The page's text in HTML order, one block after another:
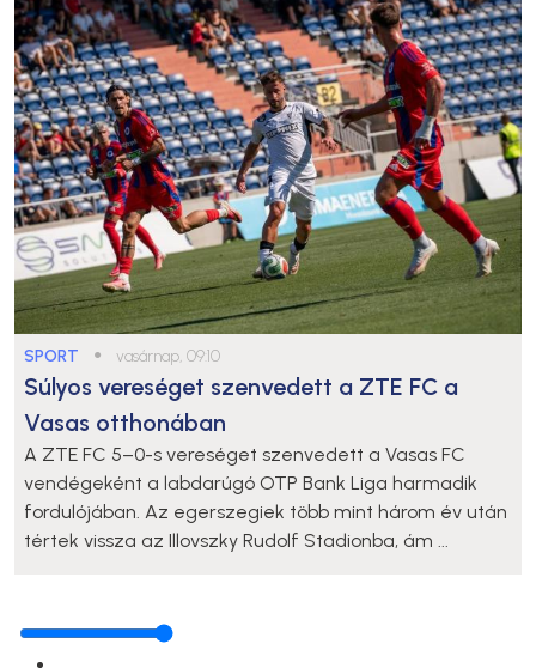
SPORT ● vasárnap, 09:10
Súlyos vereséget szenvedett a ZTE FC a
Vasas otthonában
A ZTE FC 5–0-s vereséget szenvedett a Vasas FC
vendégeként a labdarúgó OTP Bank Liga harmadik
fordulójában. Az egerszegiek több mint három év után
tértek vissza az Illovszky Rudolf Stadionba, ám ...